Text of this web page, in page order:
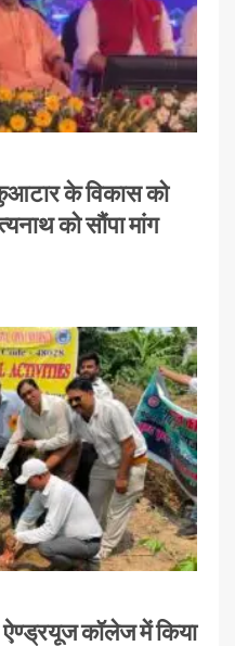
के विकास को
को सौंपा मांग
ऐण्ड्रयूज कॉलेज में किया